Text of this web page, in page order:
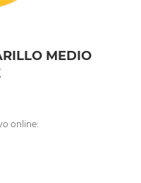
MEDIO
online: